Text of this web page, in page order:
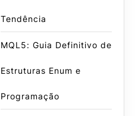
Tendência
MQL5: Guia Definitivo de
Estruturas Enum e
Programação